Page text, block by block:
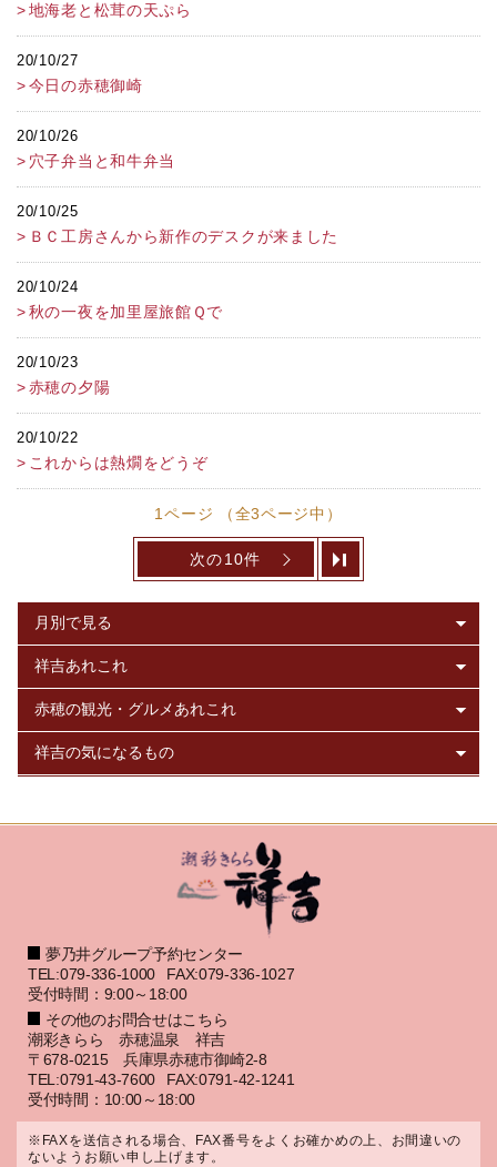
地海老と松茸の天ぷら
20/10/27
今日の赤穂御崎
20/10/26
穴子弁当と和牛弁当
20/10/25
ＢＣ工房さんから新作のデスクが来ました
20/10/24
秋の一夜を加里屋旅館Ｑで
20/10/23
赤穂の夕陽
20/10/22
これからは熱燗をどうぞ
1ページ （全3ページ中）
次の10件
夢乃井グループ予約センター
TEL:079-336-1000
FAX:079-336-1027
受付時間：9:00～18:00
その他のお問合せはこちら
潮彩きらら 赤穂温泉 祥吉
〒678-0215 兵庫県赤穂市御崎2-8
TEL:0791-43-7600
FAX:0791-42-1241
受付時間：10:00～18:00
※FAXを送信される場合、FAX番号をよくお確かめの上、お間違いの
ないようお願い申し上げます。